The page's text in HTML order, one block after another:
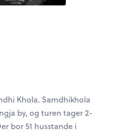
Khola. Samdhikhola
by, og turen tager 2-
bor 51 husstande i